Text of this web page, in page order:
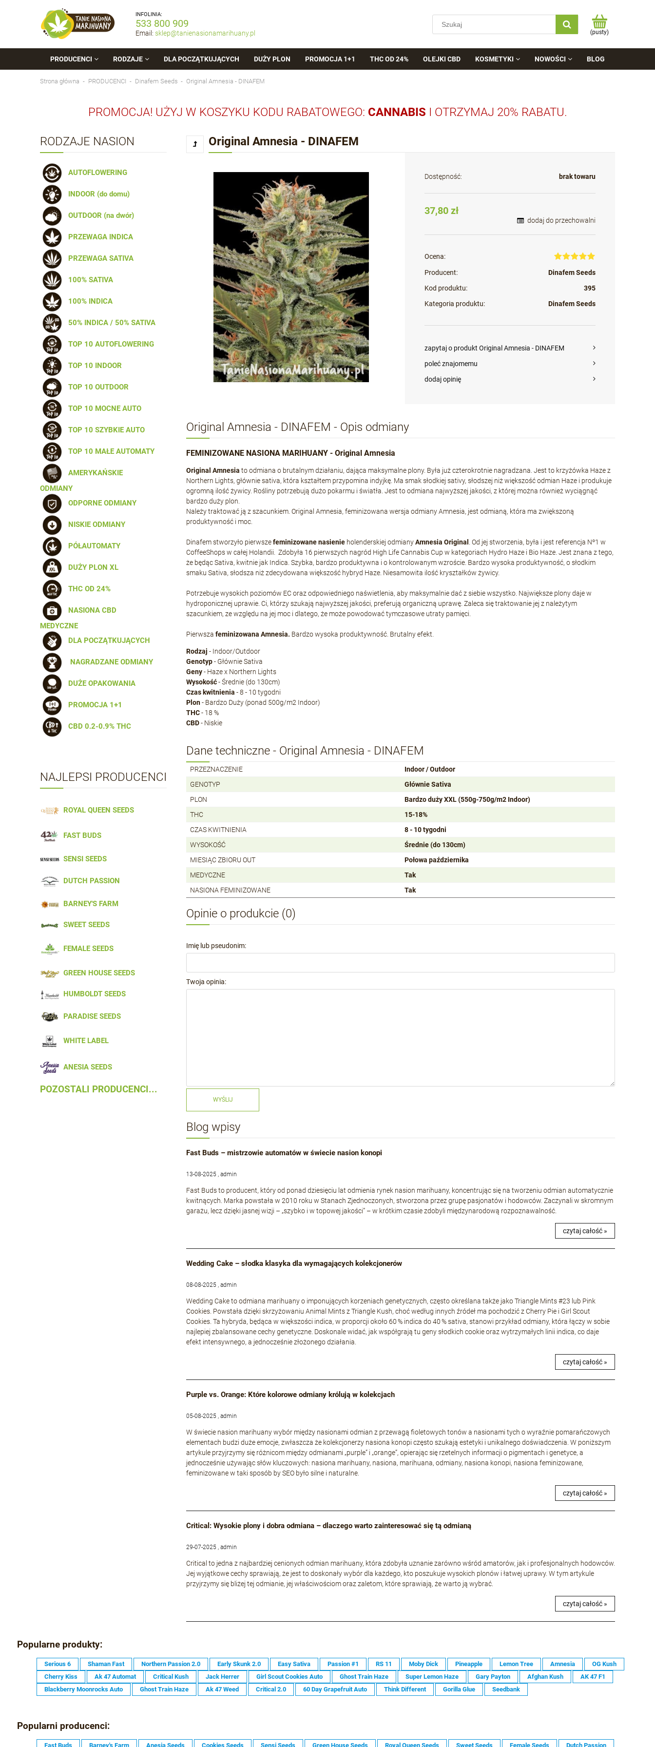
INFOLINIA:
533 800 909
Email: sklep@tanienasionamarihuany.pl (pusty)
PRODUCENCI RODZAJE DLA POCZĄTKUJĄCYCH DUŻY PLON PROMOCJA 1+1 THC OD 24% OLEJKI CBD KOSMETYKI NOWOŚCI BLOG
Strona główna PRODUCENCI Dinafem Seeds Original Amnesia - DINAFEM
PROMOCJA! UŻYJ W KOSZYKU KODU RABATOWEGO: CANNABIS I OTRZYMAJ 20% RABATU.
RODZAJE NASION
AUTOFLOWERING
INDOOR (do domu)
OUTDOOR (na dwór)
PRZEWAGA INDICA
PRZEWAGA SATIVA
100% SATIVA
100% INDICA
50% INDICA / 50% SATIVA
TOP 10 AUTOFLOWERING
TOP 10 INDOOR
TOP 10 OUTDOOR
TOP 10 MOCNE AUTO
TOP 10 SZYBKIE AUTO
TOP 10 MAŁE AUTOMATY
AMERYKAŃSKIE
ODMIANY
ODPORNE ODMIANY
NISKIE ODMIANY
PÓŁAUTOMATY
DUŻY PLON XL
THC OD 24%
NASIONA CBD
MEDYCZNE
DLA POCZĄTKUJĄCYCH
NAGRADZANE ODMIANY
DUŻE OPAKOWANIA
PROMOCJA 1+1
CBD 0.2-0.9% THC
NAJLEPSI PRODUCENCI
ROYAL QUEEN SEEDS
FAST BUDS
SENSI SEEDS
DUTCH PASSION
BARNEY'S FARM
SWEET SEEDS
FEMALE SEEDS
GREEN HOUSE SEEDS
HUMBOLDT SEEDS
PARADISE SEEDS
WHITE LABEL
ANESIA SEEDS
POZOSTALI PRODUCENCI...
Original Amnesia - DINAFEM
Dostępność: brak towaru
37,80 zł
dodaj do przechowalni
Ocena:
Producent:
Dinafem Seeds
Kod produktu:
395
Kategoria produktu:
Dinafem Seeds
zapytaj o produkt Original Amnesia - DINAFEM
poleć znajomemu
dodaj opinię
Original Amnesia - DINAFEM - Opis odmiany
FEMINIZOWANE NASIONA MARIHUANY - Original Amnesia
Original Amnesia to odmiana o brutalnym działaniu, dająca maksymalne plony. Była już czterokrotnie nagradzana. Jest to krzyżówka Haze z
Northern Lights, głównie sativa, która kształtem przypomina indyjkę. Ma smak słodkiej sativy, słodszej niż większość odmian Haze i produkuje
ogromną ilość żywicy. Rośliny potrzebują dużo pokarmu i światła. Jest to odmiana najwyższej jakości, z której można również wyciągnąć
bardzo duży plon.
Należy traktować ją z szacunkiem. Original Amnesia, feminizowana wersja odmiany Amnesia, jest odmianą, która ma zwiększoną
produktywność i moc.
Dinafem stworzyło pierwszefeminizowane nasienie holenderskiej odmianyAmnesia Original
. Od jej stworzenia, była i jest referencja Nº1 w
CoffeeShops w całej Holandii. Zdobyła 16 pierwszych nagród High Life Cannabis Cup w kategoriach Hydro Haze i Bio Haze. Jest znana z tego,
że będąc Sativa, kwitnie jak Indica. Szybka, bardzo produktywna i o kontrolowanym wzroście. Bardzo wysoka produktywność, o słodkim
smaku Sativa, słodsza niż zdecydowana większość hybryd Haze. Niesamowita ilość kryształków żywicy.
Potrzebuje wysokich poziomów EC oraz odpowiedniego naświetlenia, aby maksymalnie dać z siebie wszystko. Największe plony daje w
hydroponicznej uprawie. Ci, którzy szukają najwyższej jakości, preferują organiczną uprawę. Zaleca się traktowanie jej z należytym
szacunkiem, ze względu na jej moc i dlatego, że może powodować tymczasowe utraty pamięci.
Pierwsza feminizowana Amnesia. Bardzo wysoka produktywność. Brutalny efekt.
Rodzaj - Indoor/Outdoor
Genotyp- Głównie Sativa
Geny- Haze x Northern Lights
Wysokość- Średnie (do 130cm)
Czas kwitnienia - 8 - 10 tygodni
Plon- Bardzo Duży (ponad 500g/m2 Indoor)
THC- 18 %
CBD- Niskie
Dane techniczne - Original Amnesia - DINAFEM
PRZEZNACZENIE
Indoor / Outdoor
GENOTYP
Głównie Sativa
PLON
Bardzo duży XXL (550g-750g/m2 Indoor)
THC
15-18%
CZAS KWITNIENIA
8 - 10 tygodni
WYSOKOŚĆ
Średnie (do 130cm)
MIESIĄC ZBIORU OUT
Połowa października
MEDYCZNE
Tak
NASIONA FEMINIZOWANE
Tak
Opinie o produkcie (0)
Imię lub pseudonim:
Twoja opinia:
WYŚLIJ
Blog wpisy
Fast Buds – mistrzowie automatów w świecie nasion konopi
13-08-2025 , admin
Fast Buds to producent, który od ponad dziesięciu lat odmienia rynek nasion marihuany, koncentrując się na tworzeniu odmian automatycznie
kwitnących. Marka powstała w 2010 roku w Stanach Zjednoczonych, stworzona przez grupę pasjonatów i hodowców. Zaczynali w skromnym
garażu, lecz dzięki jasnej wizji – „szybko i w topowej jakości” – w krótkim czasie zdobyli międzynarodową rozpoznawalność.
czytaj całość »
Wedding Cake – słodka klasyka dla wymagających kolekcjonerów
08-08-2025 , admin
Wedding Cake to odmiana marihuany o imponujących korzeniach genetycznych, często określana także jako Triangle Mints #23 lub Pink
Cookies. Powstała dzięki skrzyżowaniu Animal Mints z Triangle Kush, choć według innych źródeł ma pochodzić z Cherry Pie i Girl Scout
Cookies. Ta hybryda, będąca w większości indica, w proporcji około 60 % indica do 40 % sativa, stanowi przykład odmiany, która łączy w sobie
najlepiej zbalansowane cechy genetyczne. Doskonale widać, jak współgrają tu geny słodkich cookie oraz wytrzymałych linii indica, co daje
efekt intensywnego, a jednocześnie złożonego działania.
czytaj całość »
Purple vs. Orange: Które kolorowe odmiany królują w kolekcjach
05-08-2025 , admin
W świecie nasion marihuany wybór między nasionami odmian z przewagą fioletowych tonów a nasionami tych o wyraźnie pomarańczowych
elementach budzi duże emocje, zwłaszcza że kolekcjonerzy nasiona konopi często szukają estetyki i unikalnego doświadczenia. W poniższym
artykule przyjrzymy się różnicom między odmianami „purple” i „orange”, opierając się rzetelnych informacji o pigmentach i genetyce, a
jednocześnie używając słów kluczowych: nasiona marihuany, nasiona, marihuana, odmiany, nasiona konopi, nasiona feminizowane,
feminizowane w taki sposób by SEO było silne i naturalne.
czytaj całość »
Critical: Wysokie plony i dobra odmiana – dlaczego warto zainteresować się tą odmianą
29-07-2025 , admin
Critical to jedna z najbardziej cenionych odmian marihuany, która zdobyła uznanie zarówno wśród amatorów, jak i profesjonalnych hodowców.
Jej wyjątkowe cechy sprawiają, że jest to doskonały wybór dla każdego, kto poszukuje wysokich plonów i łatwej uprawy. W tym artykule
przyjrzymy się bliżej tej odmianie, jej właściwościom oraz zaletom, które sprawiają, że warto ją wybrać.
czytaj całość »
Popularne produkty:
Serious 6 Shaman Fast Northern Passion 2.0 Early Skunk 2.0 Easy Sativa Passion #1 RS 11 Moby Dick Pineapple Lemon Tree Amnesia
OG Kush
Cherry Kiss
Ak 47 Automat Critical Kush Jack Herrer Girl Scout Cookies Auto Ghost Train Haze Super Lemon Haze Gary Payton Afghan Kush
AK 47 F1
Blackberry Moonrocks Auto
Ghost Train Haze Ak 47 Weed Critical 2.0 60 Day Grapefruit Auto Think Different Gorilla Glue Seedbank
Popularni producenci:
Fast Buds Barney's Farm Anesia Seeds Cookies Seeds Sensi Seeds Green House Seeds Royal Queen Seeds Sweet Seeds Female Seeds Dutch Passion